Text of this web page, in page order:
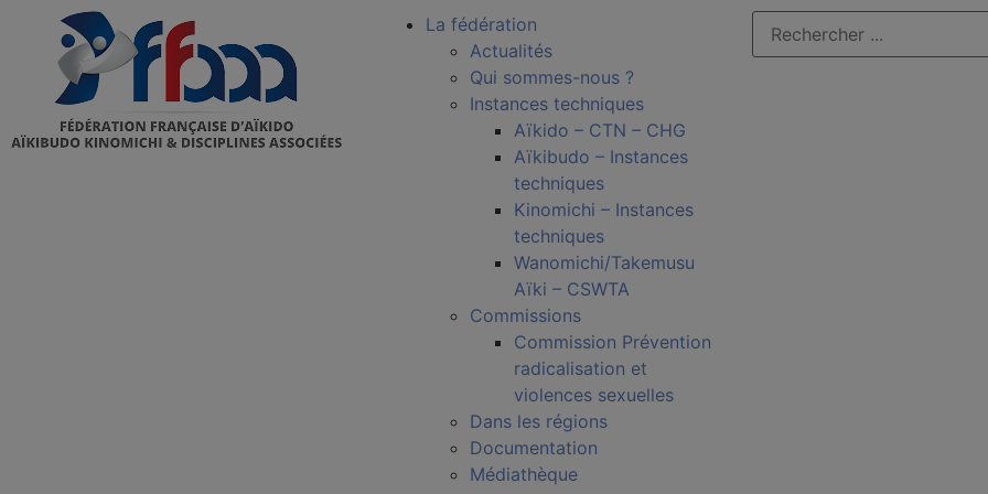
La fédération
Actualités
Qui sommes-nous ?
Instances techniques
Aïkido – CTN – CHG
Aïkibudo – Instances
techniques
Kinomichi – Instances
techniques
Wanomichi/Takemusu
Aïki – CSWTA
Commissions
Commission Prévention
radicalisation et
violences sexuelles
Dans les régions
Documentation
Médiathèque